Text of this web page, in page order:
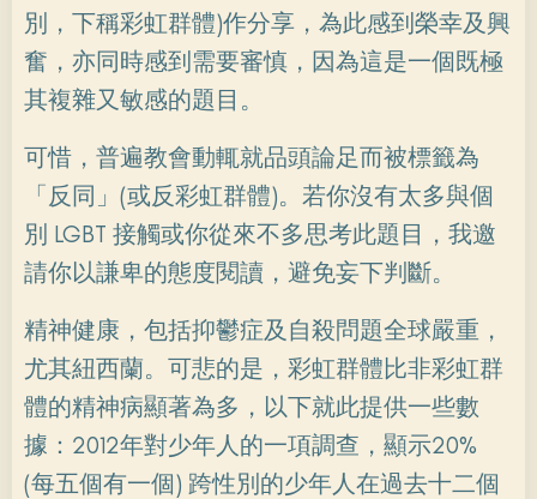
別，下稱彩虹群體)作分享，為此感到榮幸及興
奮，亦同時感到需要審慎，因為這是一個既極
其複雜又敏感的題目。
可惜，普遍教會動輒就品頭論足而被標籤為
「反同」(或反彩虹群體)。若你沒有太多與個
別 LGBT 接觸或你從來不多思考此題目，我邀
請你以謙卑的態度閱讀，避免妄下判斷。
精神健康，包括抑鬱症及自殺問題全球嚴重，
尤其紐西蘭。可悲的是，彩虹群體比非彩虹群
體的精神病顯著為多，以下就此提供一些數
據：2012年對少年人的一項調查，顯示20%
(每五個有一個) 跨性別的少年人在過去十二個